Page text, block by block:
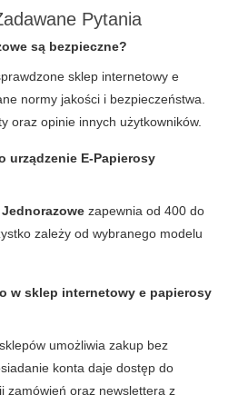
Pytania
są bezpieczne?
sklep internetowy e
normy jakości i bezpieczeństwa.
oraz opinie innych użytkowników.
urządzenie E-Papierosy
zapewnia od 400 do
zależy od wybranego modelu
w sklep internetowy e papierosy
umożliwia zakup bez
konta daje dostęp do
zamówień oraz newslettera z